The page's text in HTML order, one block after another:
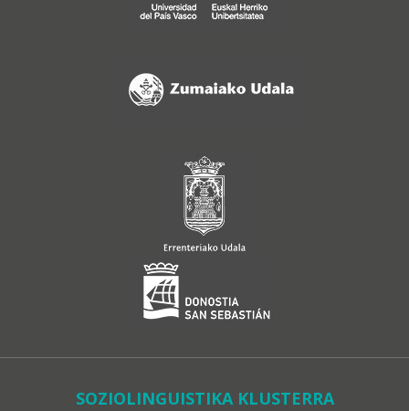
SOZIOLINGUISTIKA KLUSTERRA